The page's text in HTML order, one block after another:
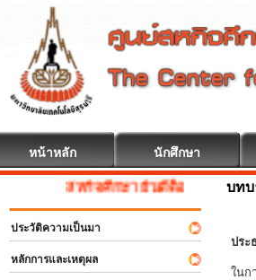
หน้าหลัก นักศึกษา
สหกิจศึกษา ยินดีต้อนรับ
ประวัติความเป็นมา
หลักการและเหตุผล
บทบ
ประ
ในก